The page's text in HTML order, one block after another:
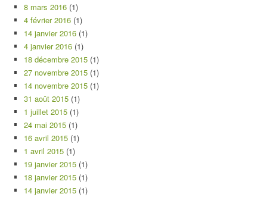
8 mars 2016 (1)
4 février 2016 (1)
14 janvier 2016 (1)
4 janvier 2016 (1)
18 décembre 2015 (1)
27 novembre 2015 (1)
14 novembre 2015 (1)
31 août 2015 (1)
1 juillet 2015 (1)
24 mai 2015 (1)
16 avril 2015 (1)
1 avril 2015 (1)
19 janvier 2015 (1)
18 janvier 2015 (1)
14 janvier 2015 (1)